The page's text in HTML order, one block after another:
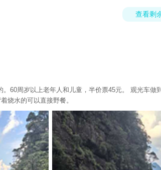
查看剩
60周岁以上老年人和儿童，半价票45元。 观光车
烧水的可以直接野餐。